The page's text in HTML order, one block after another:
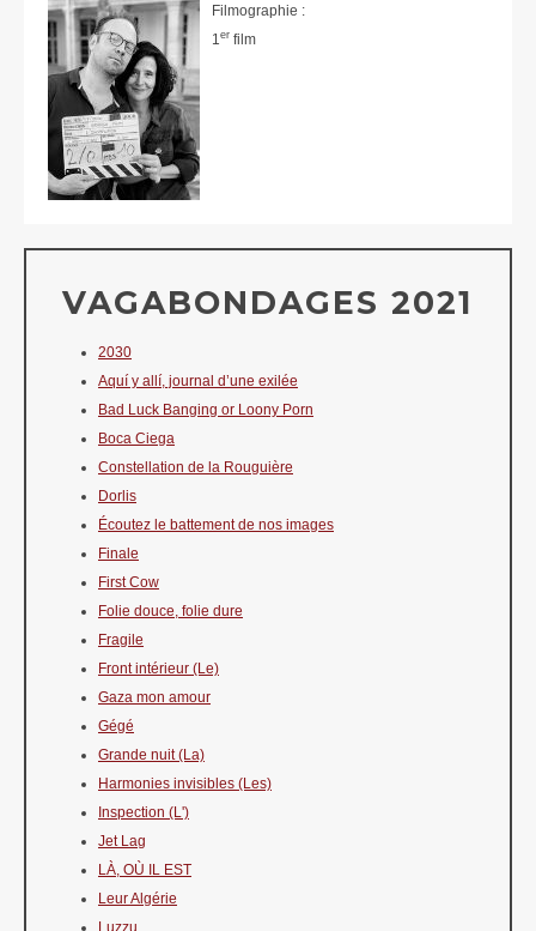
Filmographie :
1 er film
VAGABONDAGES 2021
2030
Aquí y allí, journal d’une exilée
Bad Luck Banging or Loony Porn
Boca Ciega
Constellation de la Rouguière
Dorlis
Écoutez le battement de nos images
Finale
First Cow
Folie douce, folie dure
Fragile
Front intérieur (Le)
Gaza mon amour
Gégé
Grande nuit (La)
Harmonies invisibles (Les)
Inspection (L')
Jet Lag
LÀ, OÙ IL EST
Leur Algérie
Luzzu